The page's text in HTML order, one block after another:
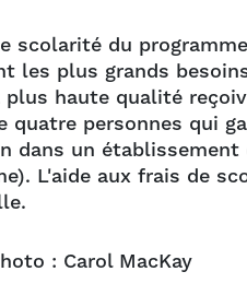
scolarité du
les plus grands
haute qualité
personnes qui
un établissement
L'aide aux frais de
: Carol MacKay